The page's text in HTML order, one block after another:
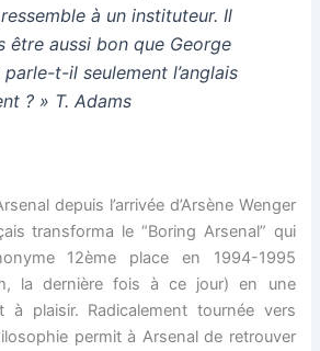
à un instituteur. Il
être aussi bon que George
parle-t-il seulement l’anglais
? » T. Adams
depuis l’arrivée d’Arsène Wenger
transforma le “Boring Arsenal” qui
12ème place en 1994-1995
la dernière fois à ce jour) en une
à plaisir. Radicalement tournée vers
permit à Arsenal de retrouver